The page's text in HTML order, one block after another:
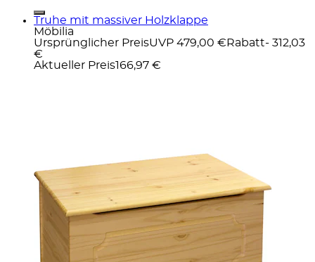
Truhe mit massiver Holzklappe
Möbilia
Ursprünglicher PreisUVP 479,00 € Rabatt- 312,03
€
Aktueller Preis166,97 €